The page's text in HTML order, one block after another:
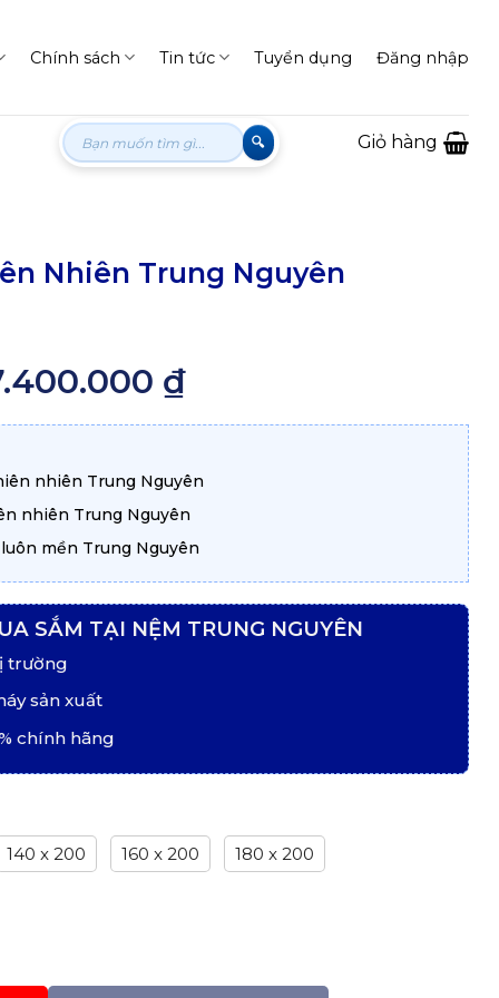
Chính sách Tin tức Tuyển dụng Đăng nhập
Tìm
kiếm:
Giỏ hàng
Nhiên Trung Nguyên
₫Khoảng
5.700.000 ₫
nhiên Trung Nguyên
nhiên Trung Nguyên
mền Trung Nguyên
SẮM TẠI NỆM TRUNG NGUYÊN
trường
sản xuất
chính hãng
140 x 200 160 x 200 180 x 200
Nguyên Massage 5cm số lượng